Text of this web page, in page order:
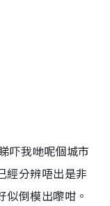
吓我哋呢個城市
經分辨唔出是非
倒模出嚟咁。